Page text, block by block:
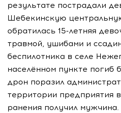
результате пострадали
Шебекинскую
обратилась 15-летняя
травмой, ушибами и
беспилотника в селе
населённом пункте погиб
дрон поразил
территории предприятия
ранения получил